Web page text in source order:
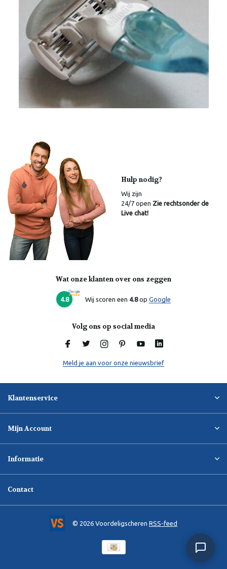
Hulp nodig?
Wij zijn
24/7 open Zie rechtsonder de
Live chat!
Wat onze klanten over ons zeggen
4.8 Wij scoren een 4.8op Google
Volg ons op social media
Meld je aan voor onze nieuwsbrief
Klantenservice
Mijn Account
Informatie
Contact
© 2026 Voordeligscheren RSS-feed
Online